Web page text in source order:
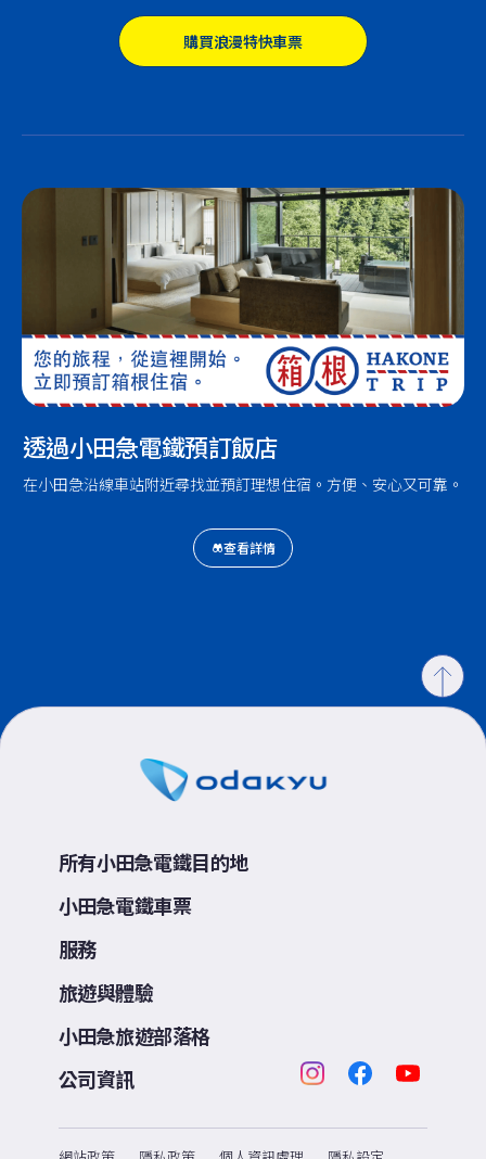
購買浪漫特快車票
透過小田急電鐵預訂飯店
在小田急沿線車站附近尋找並預訂理想住宿。方便、安心又可靠。
查看詳情
所有小田急電鐵目的地
小田急電鐵車票
服務
旅遊與體驗
小田急旅遊部落格
公司資訊